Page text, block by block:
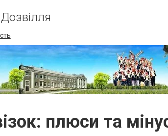
Дозвілля
плюси та